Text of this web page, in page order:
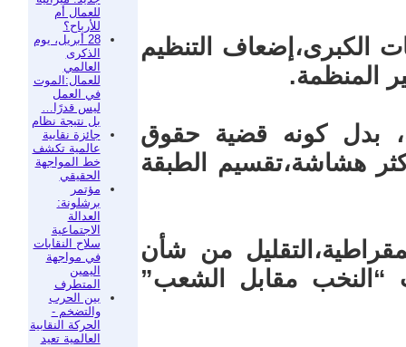
للعمال أم
للأرباح؟
28 أبريل، يوم
الذكرى
العالمي
للعمال:الموت
في العمل
ليس قدرًا…
بل نتيجة نظام
جائزة نقابية
عالمية تكشف
خط المواجهة
الحقيقي
مؤتمر
برشلونة:
العدالة
الاجتماعية
سلاح النقابات
في مواجهة
اليمين
المتطرف
بين الحرب
والتضخم -
الحركة النقابية
العالمية تعيد
الكبرى،إضعاف التنظيم
المنظمة.
بدل كونه قضية حقوق
هشاشة،تقسيم الطبقة
من شأن
“النخب مقابل الشعب”